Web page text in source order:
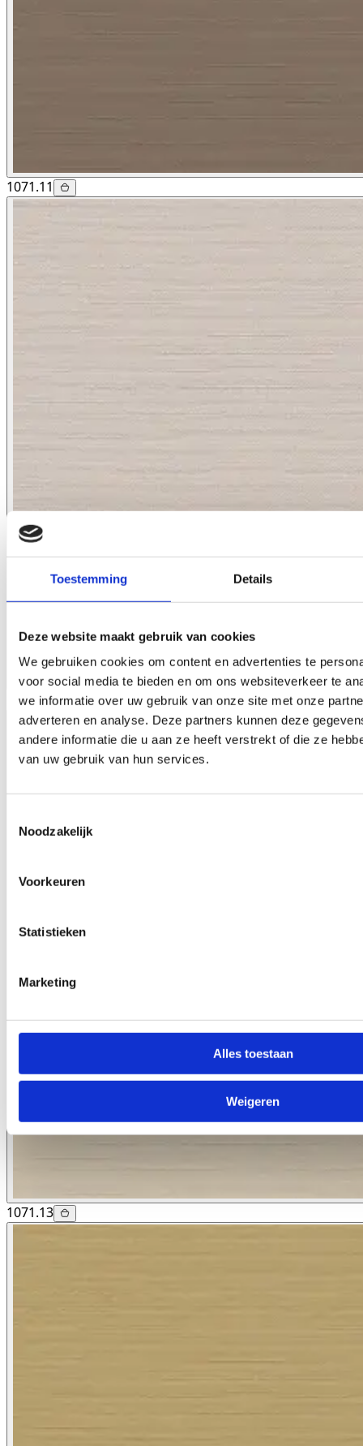
Toestemming Details
Deze website maakt gebruik van cookies
We gebruiken cookies om content en advertenties te
voor social media te bieden en om ons websiteverkeer te
we informatie over uw gebruik van onze site met onze
adverteren en analyse. Deze partners kunnen deze
andere informatie die u aan ze heeft verstrekt of die ze
van uw gebruik van hun services.
Noodzakelijk
Voorkeuren
Statistieken
Marketing
Alles toestaan
Weigeren
1071.11
1071.12
1071.13